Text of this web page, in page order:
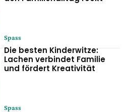
Spass
Die besten Kinderwitze:
Lachen verbindet Familie
und fördert Kreativität
Spass